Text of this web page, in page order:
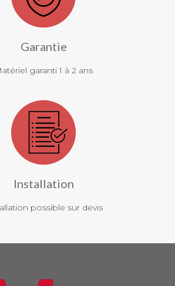
Garantie
garanti 1 à 2 ans
Installation
possible sur devis